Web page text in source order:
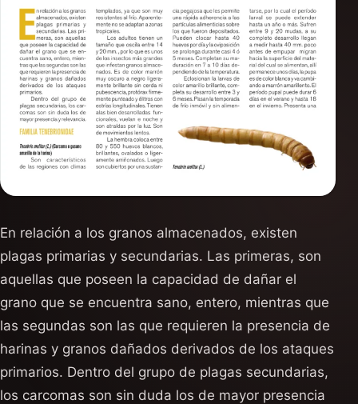
En relación a los granos almacenados, existen
plagas primarias y secundarias. Las primeras, son
aquellas que poseen la capacidad de dañar el
grano que se encuentra sano, entero, mientras que
las segundas son las que requieren la presencia de
harinas y granos dañados derivados de los ataques
primarios. Dentro del grupo de plagas secundarias,
los carcomas son sin duda los de mayor presencia